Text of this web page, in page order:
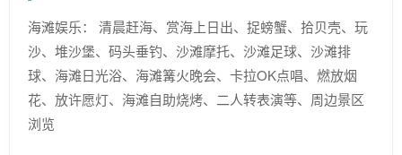
海滩娱乐： 清晨赶海、赏海上日出、捉螃蟹、拾贝壳、玩
沙、堆沙堡、码头垂钓、沙滩摩托、沙滩足球、沙滩排
球、海滩日光浴、海滩篝火晚会、卡拉OK点唱、燃放烟
花、放许愿灯、海滩自助烧烤、二人转表演等、周边景区
浏览